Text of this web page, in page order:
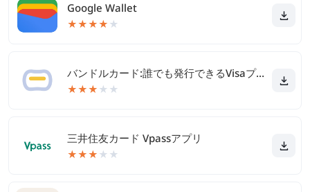
Google Wallet
★★★★ ★
バンドルカード:誰でも発行できるVisaプリカ
★★★ ★ ★
三井住友カード Vpassアプリ
★★★ ★ ★